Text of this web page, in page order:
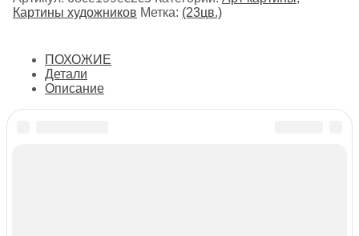
Крик
Мунк
Морти
Картины художников Метка: (23цв.)
ПОХОЖИЕ
Детали
Описание